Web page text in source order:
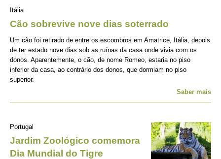
Itália
Cão sobrevive nove dias soterrado
Um cão foi retirado de entre os escombros em Amatrice, Itália, depois
de ter estado nove dias sob as ruínas da casa onde vivia com os
donos. Aparentemente, o cão, de nome Romeo, estaria no piso
inferior da casa, ao contrário dos donos, que dormiam no piso
superior.
Saber mais
Portugal
Jardim Zoológico comemora
Dia Mundial do Tigre